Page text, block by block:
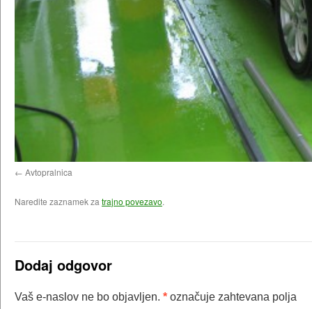
Avtopralnica
Naredite zaznamek za trajno povezavo.
Dodaj odgovor
Vaš e-naslov ne bo objavljen. * označuje zahtevana polja